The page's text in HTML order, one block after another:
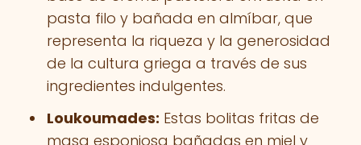
pasta filo y bañada en almíbar, que
representa la riqueza y la generosidad
de la cultura griega a través de sus
ingredientes indulgentes.
Loukoumades: Estas bolitas fritas de
masa esponjosa bañadas en miel y